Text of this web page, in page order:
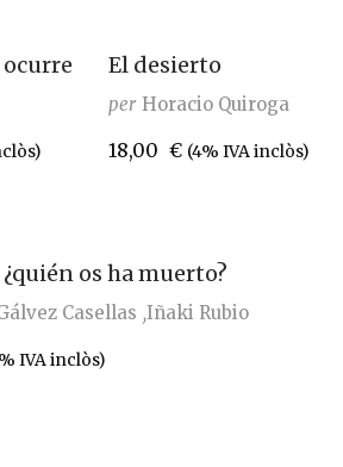
El desierto
per Horacio Quiroga
18,00 € (4% IVA inclòs)
os ha muerto?
Casellas Iñaki Rubio
IVA inclòs)